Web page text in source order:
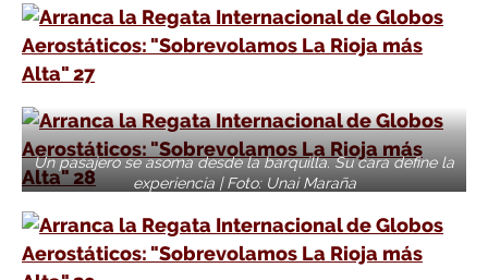
Un pasajero se asoma desde la barquilla. Su cara define la
experiencia | Foto: Unai Maraña